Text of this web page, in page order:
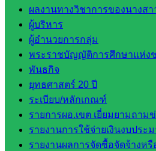
ผลงานทางวิชาการของนาง
ผู้บริหาร
ผู้อำนวยการกลุ่ม
พระราชบัญญัติการศึกษาแห่งช
พันธกิจ
ยุทธศาสตร์ 20 ปี
ระเบียบ/หลักเกณฑ์
รายการผอ.เขต เยี่ยมยามถาม
รายงานการใช้จ่ายเงินงบประ
รายงานผลการจัดซื้อจัดจ้างห
คลากรฯ
กลุ่มนิ
เทศ
ติดตาม
เมินผลฯ
::: ©2021 sakarea2.go.th. All rights
TEAM :::